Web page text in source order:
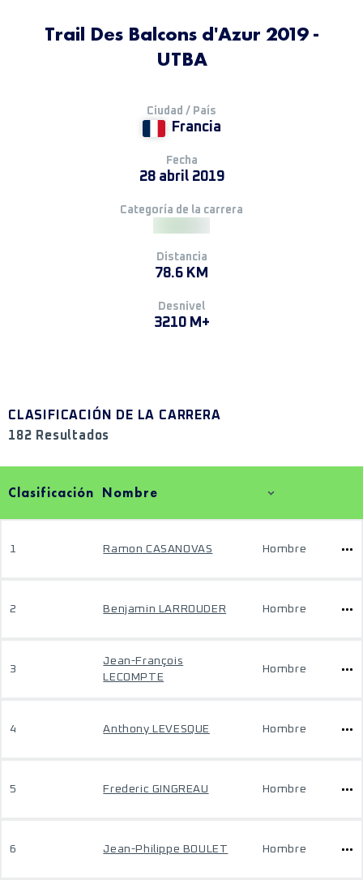
Trail Des Balcons d'Azur 2019 -
UTBA
Ciudad / País
Francia
Fecha
28 abril 2019
Categoría de la carrera
Distancia
78.6 KM
Desnivel
3210 M+
CLASIFICACIÓN DE LA CARRERA
182 Resultados
Clasificación Nombre
1 Ramon CASANOVAS Hombre
2 Benjamin LARROUDER Hombre
3
Jean-François
LECOMPTE
Hombre
4 Anthony LEVESQUE Hombre
5 Frederic GINGREAU Hombre
6 Jean-Philippe BOULET Hombre